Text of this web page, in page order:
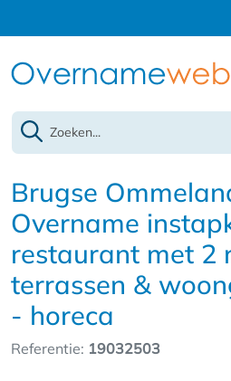
Brugse
Overname
restaurant met 2
terrassen &
- horeca
Referentie: 19032503